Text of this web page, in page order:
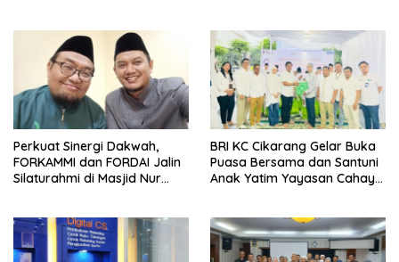
Perkuat Sinergi Dakwah,
FORKAMMI dan FORDAI Jalin
Silaturahmi di Masjid Nur
BRI KC Cikarang Gelar Buka
Puasa Bersama dan Santuni
Anak Yatim Yayasan Cahaya